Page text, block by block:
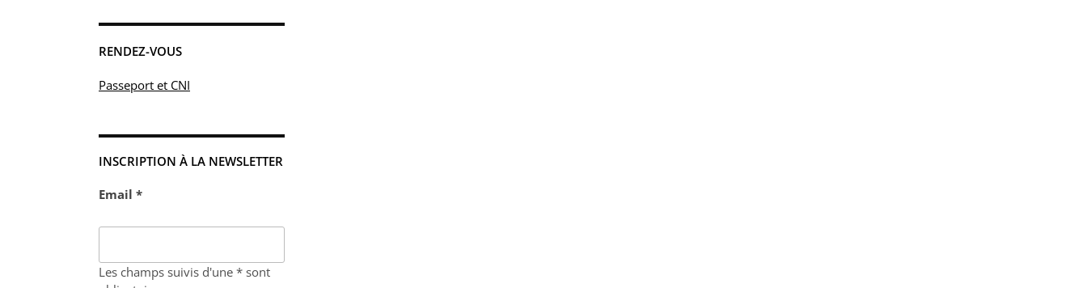
RENDEZ-VOUS
Passeport et CNI
INSCRIPTION À LA NEWSLETTER
Email *
Les champs suivis d'une * sont